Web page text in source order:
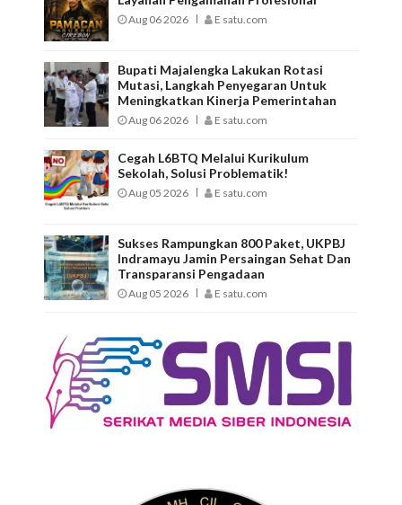
Aug 06 2026 E satu.com
Bupati Majalengka Lakukan Rotasi
Mutasi, Langkah Penyegaran Untuk
Meningkatkan Kinerja Pemerintahan
Aug 06 2026 E satu.com
Cegah L6BTQ Melalui Kurikulum
Sekolah, Solusi Problematik!
Aug 05 2026 E satu.com
Sukses Rampungkan 800 Paket, UKPBJ
Indramayu Jamin Persaingan Sehat Dan
Transparansi Pengadaan
Aug 05 2026 E satu.com